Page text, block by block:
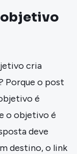
objetivo
cria
Porque o post
é
o objetivo é
deve
destino, o link